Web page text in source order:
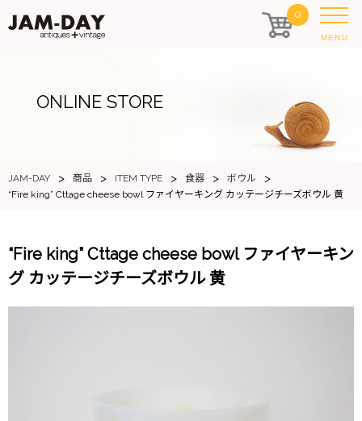
0
MENU
ONLINE STORE
JAM-DAY > 商品 > ITEM TYPE > 食器 > ボウル >
“Fire king” Cttage cheese bowl ファイヤーキング カッテージチーズボウル 黄
“Fire king” Cttage cheese bowl ファイヤーキン
グ カッテージチーズボウル 黄